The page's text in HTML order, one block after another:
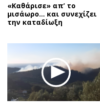
«Καθάρισε» απ’ το
μισάωρο… και συνεχίζει
την καταδίωξη